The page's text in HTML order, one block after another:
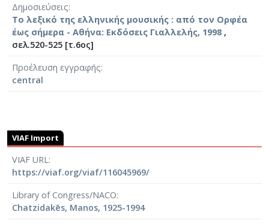
Δημοσιεύσεις
Το λεξικό της ελληνικής μουσικής : από τον Ορφέα
έως σήμερα - Αθήνα: Εκδόσεις Γιαλλελής, 1998 ,
σελ.520-525 [τ.6ος]
Προέλευση εγγραφής
central
VIAF Import
VIAF URL
https://viaf.org/viaf/116045969/
Library of Congress/NACO
Chatzidakēs, Manos, 1925-1994